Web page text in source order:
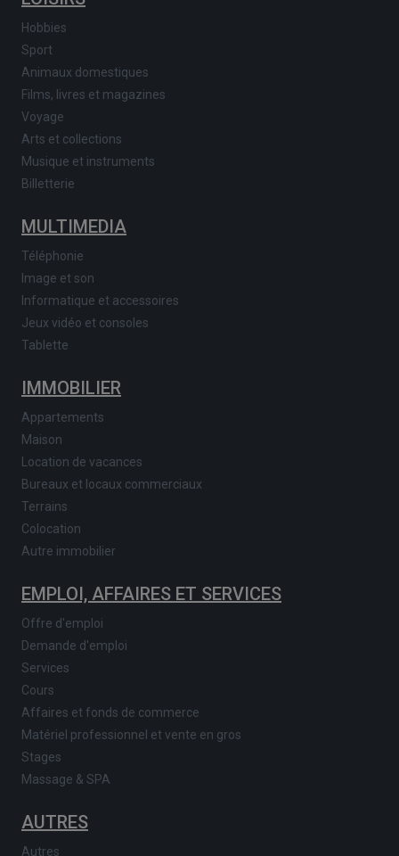
Hobbies
Sport
Animaux domestiques
Films, livres et magazines
Voyage
Arts et collections
Musique et instruments
Billetterie
MULTIMEDIA
Téléphonie
Image et son
Informatique et accessoires
Jeux vidéo et consoles
Tablette
IMMOBILIER
Appartements
Maison
Location de vacances
Bureaux et locaux commerciaux
Terrains
Colocation
Autre immobilier
EMPLOI, AFFAIRES ET SERVICES
Offre d'emploi
Demande d'emploi
Services
Cours
Affaires et fonds de commerce
Matériel professionnel et vente en gros
Stages
Massage & SPA
AUTRES
Autres